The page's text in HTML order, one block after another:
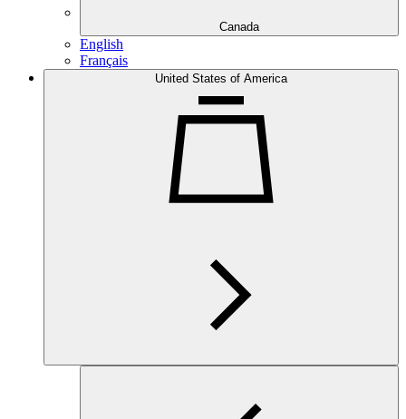
Canada
English
Français
United States of America